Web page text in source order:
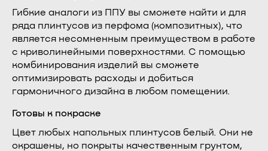
Гибкие аналоги из ППУ вы сможете найти и для
ряда плинтусов из перфома (композитных), что
является несомненным преимуществом в работе
с криволинейными поверхностями. С помощью
комбинирования изделий вы сможете
оптимизировать расходы и добиться
гармоничного дизайна в любом помещении.
Готовы к покраске
Цвет любых напольных плинтусов белый. Они не
окрашены, но покрыты качественным грунтом,